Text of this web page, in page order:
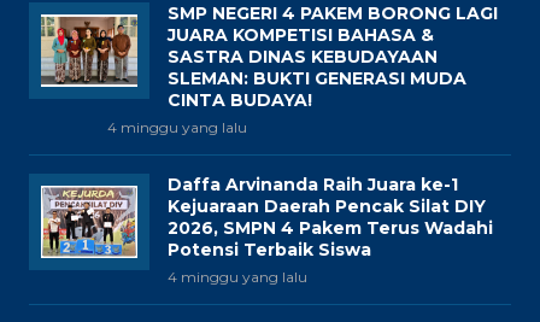
SMP NEGERI 4 PAKEM BORONG LAGI
JUARA KOMPETISI BAHASA &
SASTRA DINAS KEBUDAYAAN
SLEMAN: BUKTI GENERASI MUDA
CINTA BUDAYA!
4 minggu yang lalu
Daffa Arvinanda Raih Juara ke-1
Kejuaraan Daerah Pencak Silat DIY
2026, SMPN 4 Pakem Terus Wadahi
Potensi Terbaik Siswa
4 minggu yang lalu